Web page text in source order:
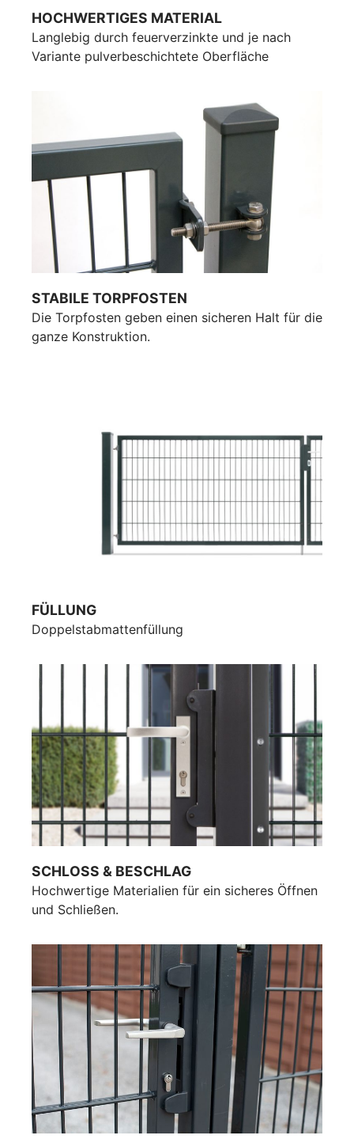
HOCHWERTIGES MATERIAL
Langlebig durch feuerverzinkte und je nach
Variante pulverbeschichtete Oberfläche
STABILE TORPFOSTEN
Die Torpfosten geben einen sicheren Halt für die
ganze Konstruktion.
FÜLLUNG
Doppelstabmattenfüllung
SCHLOSS & BESCHLAG
Hochwertige Materialien für ein sicheres Öffnen
und Schließen.